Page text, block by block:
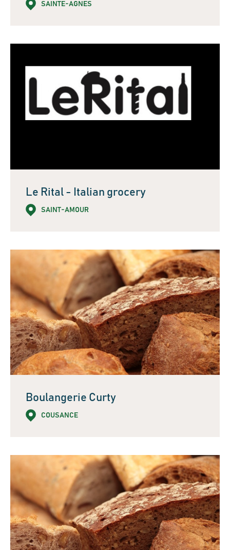
SAINTE-AGNES
Le Rital - Italian grocery
SAINT-AMOUR
Boulangerie Curty
COUSANCE